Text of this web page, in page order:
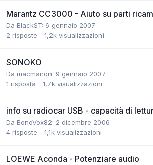
Marantz CC3000 - Aiuto su parti
Da BlackST: 6 gennaio 2007
2 risposte 1,2k visualizzazioni
SONOKO
Da macmanon: 9 gennaio 2007
1 risposta 1,7k visualizzazioni
info su radiocar USB - capacità di
Da BonoVox82: 2 dicembre 2006
4 risposte 1,1k visualizzazioni
LOEWE Aconda - Potenziare audio